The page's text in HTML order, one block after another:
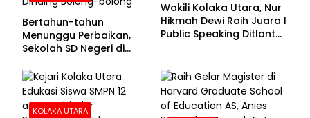
Bertahun-tahun
Menunggu Perbaikan,
Sekolah SD Negeri di
Beralas Tanah dan
Dinding Bolong-bolong
Wakili Kolaka Utara, Nur
Hikmah Dewi Raih Juara I
Public Speaking Ditlantas
Bhayangkara ke-80
KOLAKA UTARA